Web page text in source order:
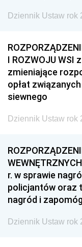
Dziennik Ustaw rok
I ROZWOJU WSI
zmieniające
opłat
siewnego
Dziennik Ustaw rok
r. w sprawie
policjantów oraz
nagród i
Dziennik Ustaw rok